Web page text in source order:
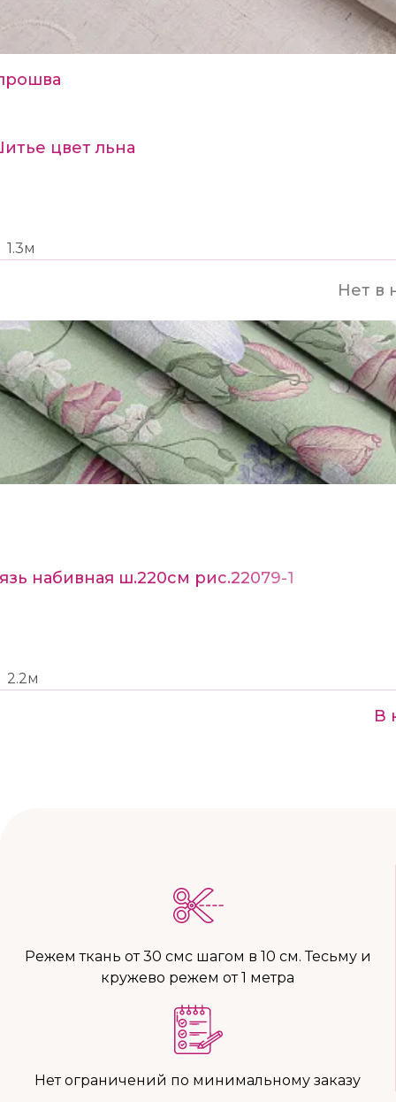
цвет льна
1.3м
Нет в
набивная ш.220см рис.22079-1
2.2м
В
Режем ткань от 30 смс шагом в 10 см. Тесьму и
кружево режем от 1 метра
Нет ограничений по минимальному заказу